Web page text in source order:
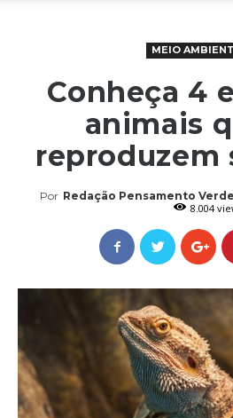
MEIO
Conheça 4
animais
reproduzem
Por Redação Pensamento Verde
8.004